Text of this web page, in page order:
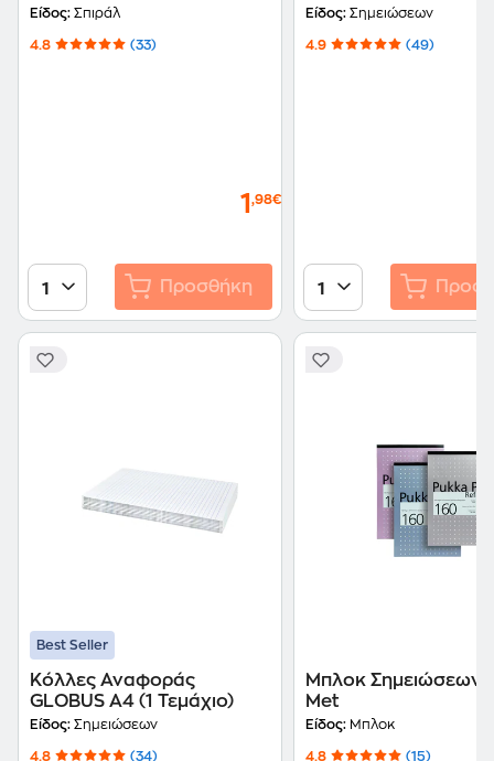
Είδος: Σπιράλ
4.8 (33)
1 ,98€
1 Προσθήκη
Είδος: Σημειώσεων
4.9 (49)
1
Best Seller
Κόλλες Αναφοράς
GLOBUS Α4 (1 Τεμάχιο)
Είδος: Σημειώσεων
4.8 (34)
Μπλοκ Σημειώσεων
Met
Είδος: Μπλοκ
4.8 (15)